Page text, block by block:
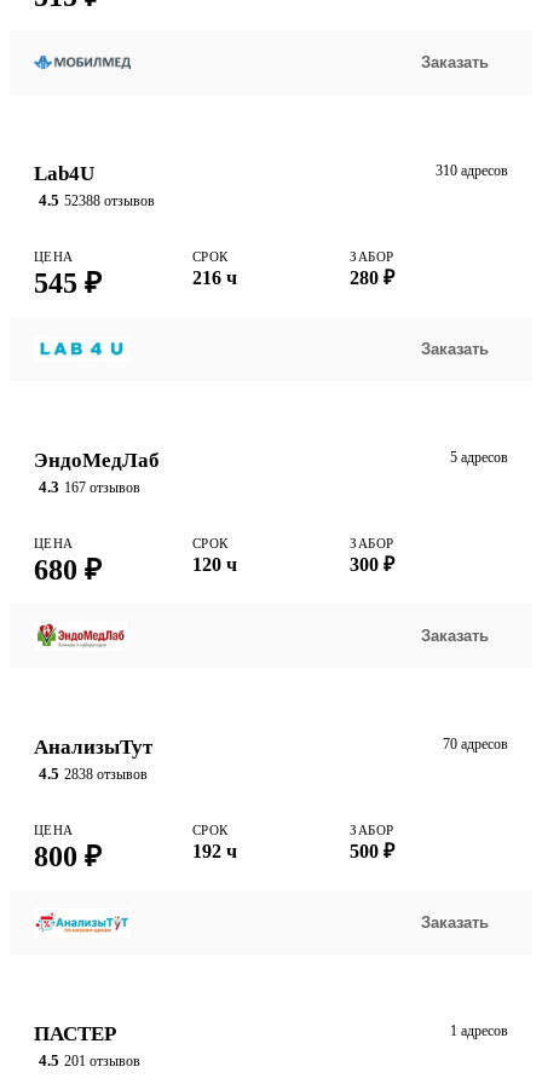
Заказать
Lab4U
4.5 52388 отзывов
310 адресов
ЦЕНА
545 ₽
СРОК
216 ч
ЗАБОР
280 ₽
Заказать
ЭндоМедЛаб
4.3 167 отзывов
5 адресов
ЦЕНА
680 ₽
СРОК
120 ч
ЗАБОР
300 ₽
Заказать
АнализыТут
4.5 2838 отзывов
70 адресов
ЦЕНА
800 ₽
СРОК
192 ч
ЗАБОР
500 ₽
Заказать
ПАСТЕР
4.5 201 отзывов
1 адресов